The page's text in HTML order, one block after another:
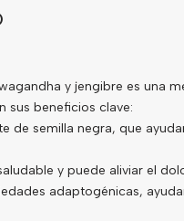
y jengibre es una
sus beneficios clave:
de semilla negra, que
y puede aliviar el
adaptogénicas,